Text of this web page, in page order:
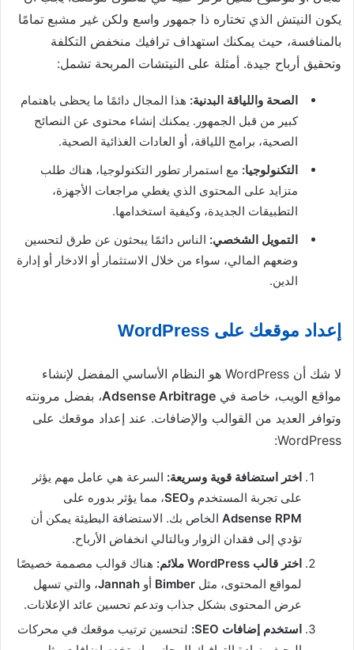
يكون النيتش الذي تختاره ذا جمهور واسع ولكن غير مشبع تمامًا
بالمنافسة، حيث يمكنك استهداف ترافيك منخفض التكلفة
وتحقيق أرباح جيدة. أمثلة على النيتشات المربحة تشمل:
الصحة واللياقة البدنية: هذا المجال دائمًا ما يحظى باهتمام
كبير من قبل الجمهور. يمكنك إنشاء محتوى عن النصائح
الصحية، برامج اللياقة، أو العادات الغذائية الصحية.
التكنولوجيا: مع استمرار تطور التكنولوجيا، هناك طلب
متزايد على المحتوى الذي يغطي مراجعات الأجهزة،
التطبيقات الجديدة، وكيفية استخدامها.
التمويل الشخصي: الناس دائمًا يبحثون عن طرق لتحسين
وضعهم المالي، سواء من خلال الاستثمار أو الادخار أو إدارة
الدين.
إعداد موقعك على WordPress
لا شك أن WordPress هو النظام الأساسي المفضل لإنشاء
مواقع الويب، خاصة في Adsense Arbitrage، بفضل مرونته
وتوافر العديد من القوالب والإضافات. عند إعداد موقعك على
WordPress:
اختر استضافة قوية وسريعة: السرعة هي عامل مهم يؤثر
على تجربة المستخدم وSEO، مما يؤثر بدوره على
Adsense RPM الخاص بك. الاستضافة البطيئة يمكن أن
تؤدي إلى فقدان الزوار وبالتالي انخفاض الأرباح.
اختر قالب WordPress ملائم:
هناك قوالب مصممة خصيصًا
لمواقع المحتوى، مثل Bimber أو Jannah، والتي تسهل
عرض المحتوى بشكل جذاب وتدعم تحسين عائد الإعلانات.
استخدم إضافات SEO:
لتحسين ترتيب موقعك في محركات